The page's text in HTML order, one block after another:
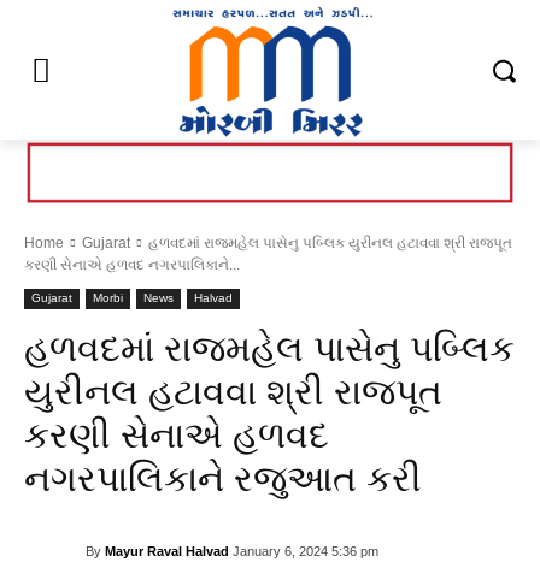
Home Gujarat
હળવદમાં રાજમહેલ પાસેનુ પબ્લિક યુરીનલ હટાવવા શ્રી
રાજપૂત કરણી સેનાએ હળવદ નગરપાલિકાને...
Gujarat Morbi News Halvad
હળવદમાં રાજમહેલ પાસેનુ પબ્લિક
યુરીનલ હટાવવા શ્રી રાજપૂત
કરણી સેનાએ હળવદ
નગરપાલિકાને રજુઆત કરી
By Mayur Raval Halvad January 6, 2024 5:36 pm